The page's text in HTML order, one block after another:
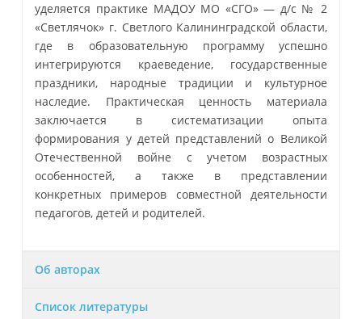
уделяется практике МАДОУ МО «СГО» — д/с № 2
«Светлячок» г. Светлого Калининградской области,
где в образовательную программу успешно
интегрируются краеведение, государственные
праздники, народные традиции и культурное
наследие. Практическая ценность материала
заключается в систематизации опыта
формирования у детей представлений о Великой
Отечественной войне с учетом возрастных
особенностей, а также в представлении
конкретных примеров совместной деятельности
педагогов, детей и родителей.
Об авторах
Список литературы